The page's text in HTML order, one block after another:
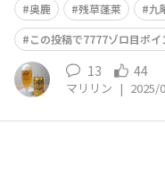
奥鹿
残草蓬莱
九
この投稿で7777ゾロ目ポイ
13 44
マリリン | 2025/